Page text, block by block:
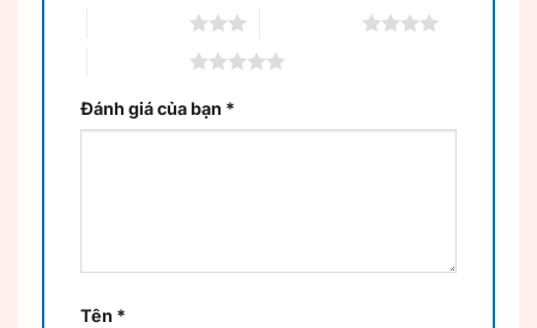
Đánh giá của bạn *
Tên *